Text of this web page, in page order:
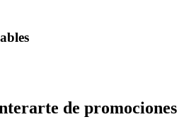
de promociones